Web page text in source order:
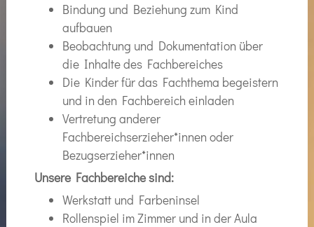
Bindung und Beziehung zum Kind
aufbauen
Beobachtung und Dokumentation über
die Inhalte des Fachbereiches
Die Kinder für das Fachthema begeistern
und in den Fachbereich einladen
Vertretung anderer
Fachbereichserzieher*innen oder
Bezugserzieher*innen
Unsere Fachbereiche sind:
Werkstatt und Farbeninsel
Rollenspiel im Zimmer und in der Aula